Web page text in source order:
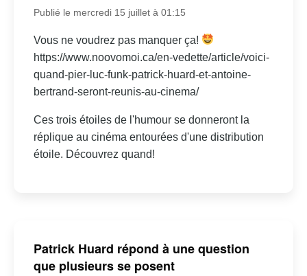
Publié le mercredi 15 juillet à 01:15
Vous ne voudrez pas manquer ça!
https://www.noovomoi.ca/en-vedette/article/voici-
quand-pier-luc-funk-patrick-huard-et-antoine-
bertrand-seront-reunis-au-cinema/
Ces trois étoiles de l'humour se donneront la
réplique au cinéma entourées d'une distribution
étoile. Découvrez quand!
Patrick Huard répond à une question
que plusieurs se posent